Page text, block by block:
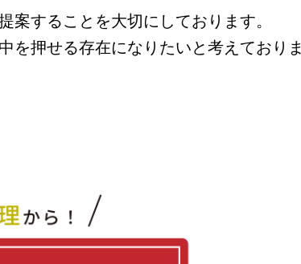
案することを大切にしております。
を押せる存在になりたいと考えておりま